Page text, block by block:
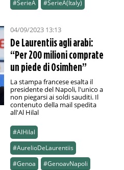
#SerieA
#SerieA(Italy)
04/09/2023 13:13
De Laurentiis agli arabi:
“Per 200 milioni comprate
un piede di Osimhen”
La stampa francese esalta il
presidente del Napoli, l'unico a
non piegarsi ai soldi sauditi. Il
contenuto della mail spedita
all'Al Hilal
#AlHilal
#AurelioDeLaurentiis
#Genoa
#GenoavNapoli